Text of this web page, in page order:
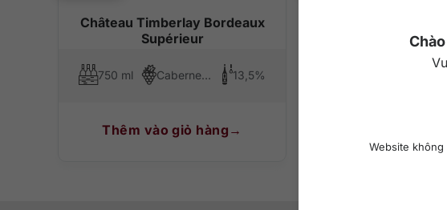
Website
Château Timberlay Bordeaux
Supérieur
750 ml Cabernet Sauvignon, Merlot 13,5%
Thêm vào giỏ hàng
Château